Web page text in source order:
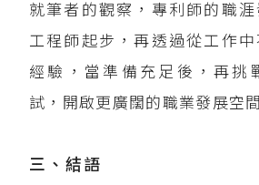
就筆者的觀察，專利師的職
工程師起步，再透過從工作
經驗，當準備充足後，再挑
試，開啟更廣闊的職業發展空
三、結語